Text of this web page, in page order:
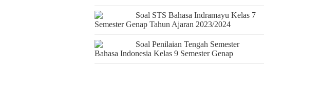
Soal STS Bahasa Indramayu Kelas 7
Semester Genap Tahun Ajaran 2023/2024
Soal Penilaian Tengah Semester
Bahasa Indonesia Kelas 9 Semester Genap